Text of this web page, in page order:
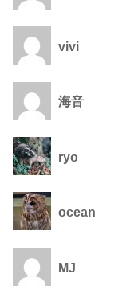
vivi
海音
ryo
ocean
MJ